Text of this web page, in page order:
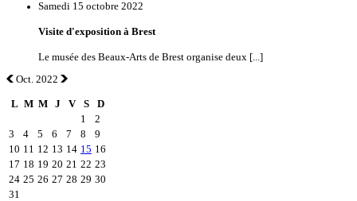
Samedi 15 octobre 2022
Visite d'exposition à Brest
Le musée des Beaux-Arts de Brest organise deux [...]
Oct. 2022
L M M J V S
D
1
2
3
4 5 6 7 8
9
10 11 12 13 14 15 16
17 18 19 20 21 22 23
24 25 26 27 28 29 30
31